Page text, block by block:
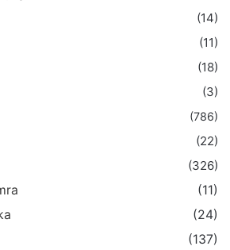
(14)
(11)
(18)
(3)
(786)
(22)
(326)
(11)
(24)
(137)